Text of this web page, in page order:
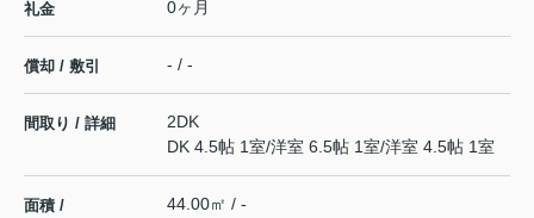
礼金 0ヶ月
償却 / 敷引 - / -
間取り / 詳細
2DK
DK 4.5帖 1室/洋室 6.5帖 1室/洋室 4.5帖 1室
面積 /
44.00㎡ / -